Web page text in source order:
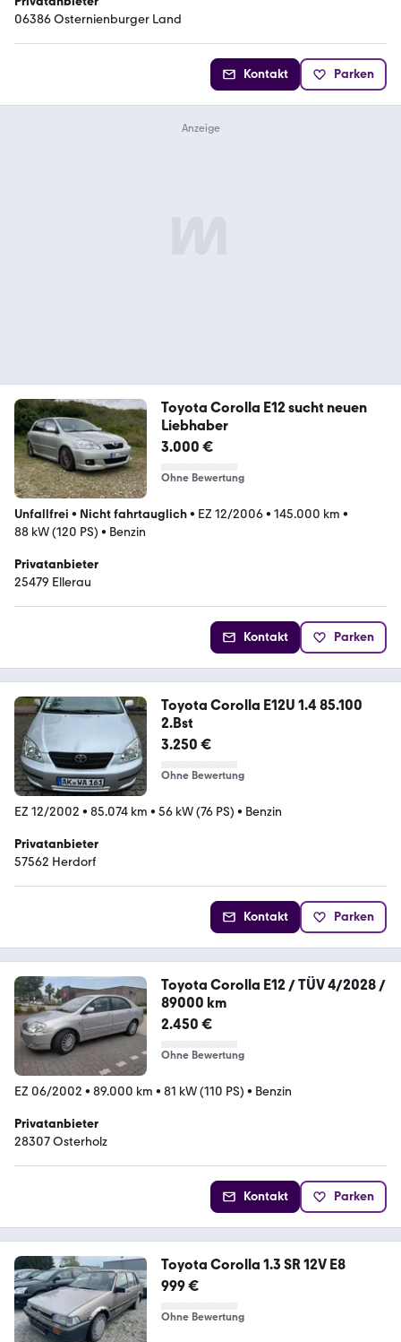
06386 Osternienburger Land
Kontakt Parken
Toyota Corolla E12 sucht neuen
Liebhaber
3.000 €
Ohne Bewertung
Unfallfrei • Nicht fahrtauglich• EZ 12/2006• 145.000 km •
88 kW (120 PS) • Benzin
Privatanbieter
25479 Ellerau
Kontakt Parken
Toyota Corolla E12U 1.4 85.100
2.Bst
3.250 €
Ohne Bewertung
EZ 12/2002 • 85.074 km • 56 kW (76 PS) • Benzin
Privatanbieter
57562 Herdorf
Kontakt Parken
Toyota Corolla E12 / TÜV 4/2028 /
89000 km
2.450 €
Ohne Bewertung
EZ 06/2002 • 89.000 km • 81 kW (110 PS) • Benzin
Privatanbieter
28307 Osterholz
Kontakt Parken
Toyota Corolla 1.3 SR 12V E8
999 €
Ohne Bewertung